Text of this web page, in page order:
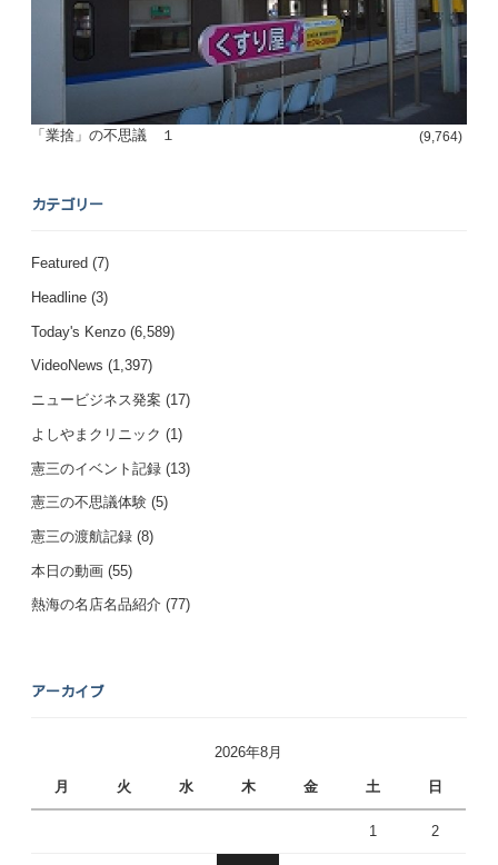
「業捨」の不思議 １ (9,764)
カテゴリー
Featured (7)
Headline (3)
Today's Kenzo (6,589)
VideoNews (1,397)
ニュービジネス発案 (17)
よしやまクリニック (1)
憲三のイベント記録 (13)
憲三の不思議体験 (5)
憲三の渡航記録 (8)
本日の動画 (55)
熱海の名店名品紹介 (77)
アーカイブ
2026年8月
月 火 水 木 金 土 日
1 2